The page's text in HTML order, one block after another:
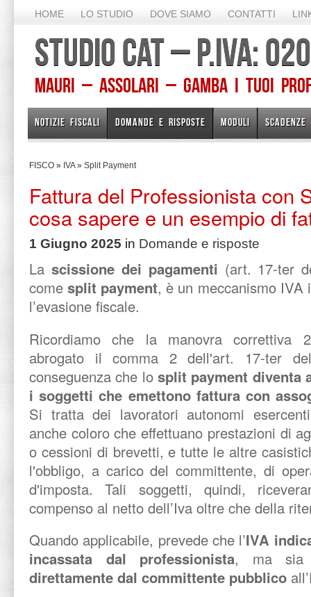
HOME LO STUDIO DOVE SIAMO CONTATTI
STUDIO CAT – P.IVA:
Mauri – Assolari – Gamba I TUOI
NOTIZIE FISCALI DOMANDE E RISPOSTE MODULI SCADENZE
FISCO » IVA» Split Payment
Fattura del Professionista con
cosa sapere e un esempio di
1 Giugno 2025 in Domande e risposte
La scissione dei pagamenti (art. 17-ter
comesplit payment, è un meccanismo IVA
l’evasione fiscale.
Ricordiamo che la manovra correttiva
abrogato il comma 2 dell'art. 17-ter
conseguenza che losplit payment diventa
i soggetti che emettono fattura con
Si tratta dei lavoratori autonomi
anche coloro che effettuano prestazioni di
o cessioni di brevetti, e tutte le altre
l'obbligo, a carico del committente, di
d'imposta. Tali soggetti, quindi,
compenso al netto dell’Iva oltre che della
Quando applicabile, prevede che l’IVA
incassata dal professionista, ma
direttamente dal committente pubblico